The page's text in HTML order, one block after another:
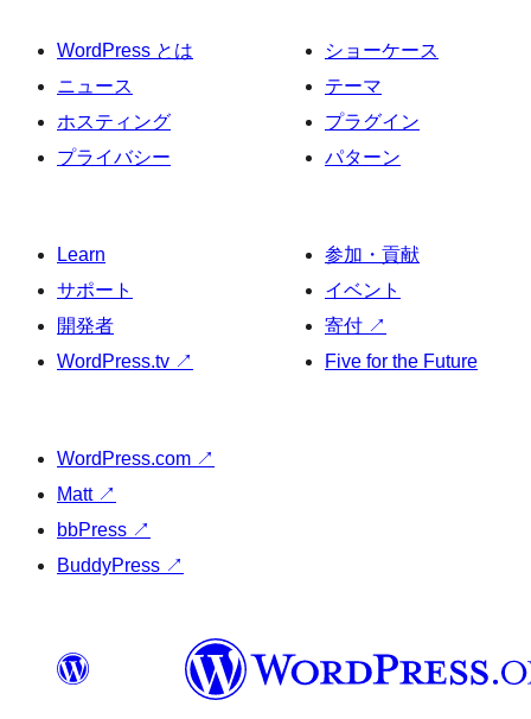
ー
ジ
送
り
WordPress とは
ニュース
ホスティング
プライバシー
ショーケース
テーマ
プラグイン
パターン
Learn
サポート
開発者
WordPress.tv ↗
参加・貢献
イベント
寄付 ↗
Five for the Future
WordPress.com ↗
Matt ↗
bbPress ↗
BuddyPress ↗